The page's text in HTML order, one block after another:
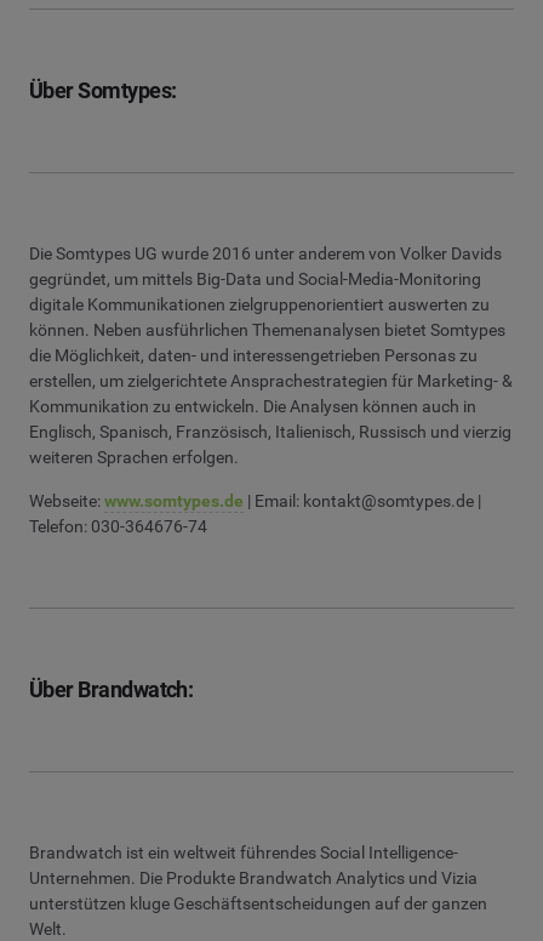
Über Somtypes:
Die Somtypes UG wurde 2016 unter anderem von Volker Davids
gegründet, um mittels Big-Data und Social-Media-Monitoring
digitale Kommunikationen zielgruppenorientiert auswerten zu
können. Neben ausführlichen Themenanalysen bietet Somtypes
die Möglichkeit, daten- und interessengetrieben Personas zu
erstellen, um zielgerichtete Ansprachestrategien für Marketing- &
Kommunikation zu entwickeln. Die Analysen können auch in
Englisch, Spanisch, Französisch, Italienisch, Russisch und vierzig
weiteren Sprachen erfolgen.
Webseite:www.somtypes.de | Email: kontakt@somtypes.de |
Telefon: 030-364676-74
Über Brandwatch:
Brandwatch ist ein weltweit führendes Social Intelligence-
Unternehmen. Die Produkte Brandwatch Analytics und Vizia
unterstützen kluge Geschäftsentscheidungen auf der ganzen
Welt.